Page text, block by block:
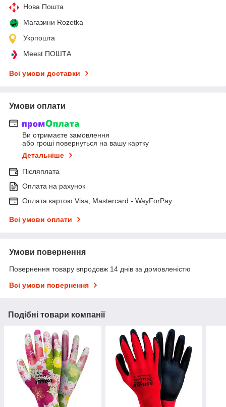
Нова Пошта
Магазини Rozetka
Укрпошта
Meest ПОШТА
Всі умови доставки
Умови оплати
Ви отримаєте замовлення
або гроші повернуться на вашу картку
Детальніше
Післяплата
Оплата на рахунок
Оплата картою Visa, Mastercard - WayForPay
Всі умови оплати
Умови повернення
Повернення товару впродовж 14 днів за домовленістю
Всі умови повернення
Подібні товари компанії